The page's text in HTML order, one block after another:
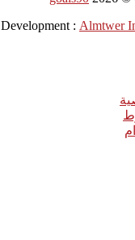
Development : Almtwer